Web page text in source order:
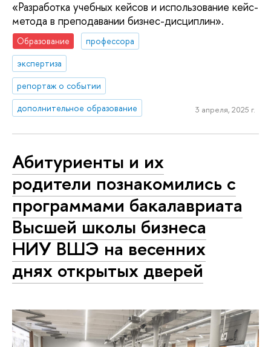
«Разработка учебных кейсов и использование кейс-
метода в преподавании бизнес-дисциплин».
Образование
профессора
экспертиза
репортаж о событии
дополнительное образование
3 апреля, 2025 г.
Абитуриенты и их
родители познакомились с
программами бакалавриата
Высшей школы бизнеса
НИУ ВШЭ на весенних
днях открытых дверей